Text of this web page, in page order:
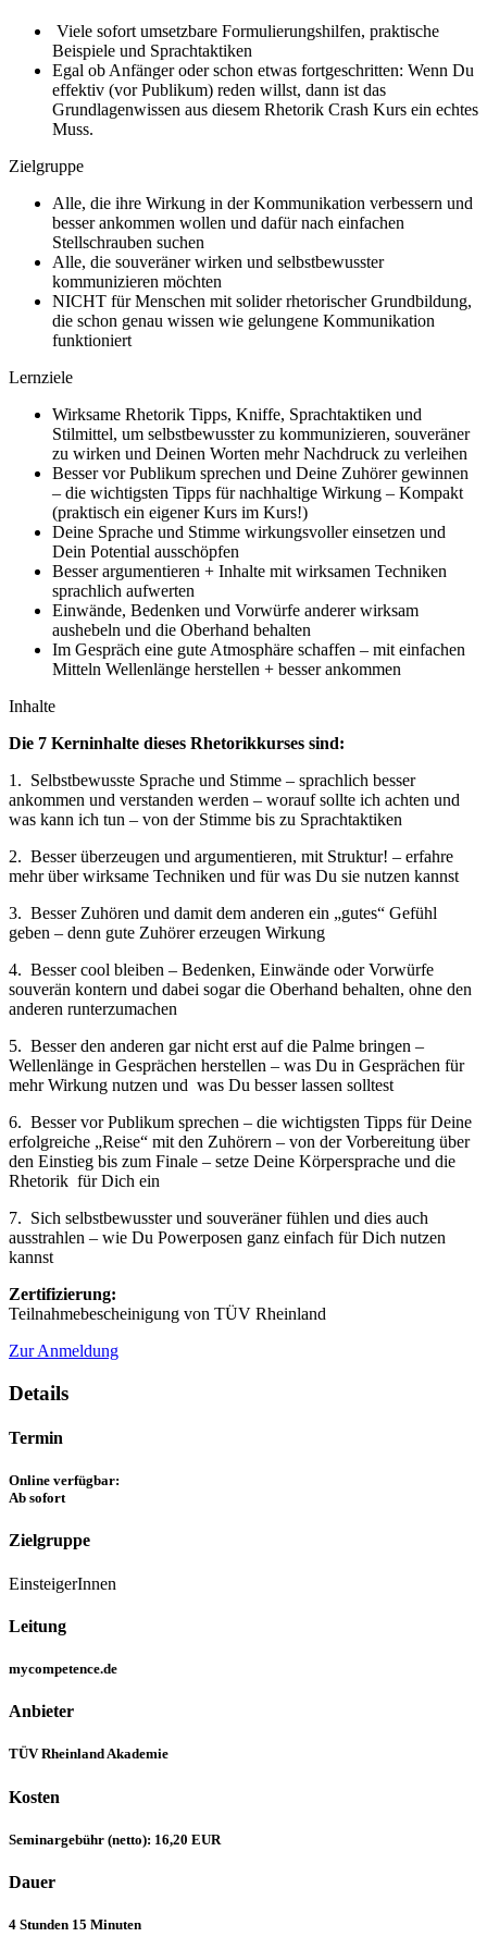
Viele sofort umsetzbare Formulierungshilfen, praktische
Beispiele und Sprachtaktiken
Egal ob Anfänger oder schon etwas fortgeschritten: Wenn Du
effektiv (vor Publikum) reden willst, dann ist das
Grundlagenwissen aus diesem Rhetorik Crash Kurs ein echtes
Muss.
Zielgruppe
Alle, die ihre Wirkung in der Kommunikation verbessern und
besser ankommen wollen und dafür nach einfachen
Stellschrauben suchen
Alle, die souveräner wirken und selbstbewusster
kommunizieren möchten
NICHT für Menschen mit solider rhetorischer Grundbildung,
die schon genau wissen wie gelungene Kommunikation
funktioniert
Lernziele
Wirksame Rhetorik Tipps, Kniffe, Sprachtaktiken und
Stilmittel, um selbstbewusster zu kommunizieren, souveräner
zu wirken und Deinen Worten mehr Nachdruck zu verleihen
Besser vor Publikum sprechen und Deine Zuhörer gewinnen
– die wichtigsten Tipps für nachhaltige Wirkung – Kompakt
(praktisch ein eigener Kurs im Kurs!)
Deine Sprache und Stimme wirkungsvoller einsetzen und
Dein Potential ausschöpfen
Besser argumentieren + Inhalte mit wirksamen Techniken
sprachlich aufwerten
Einwände, Bedenken und Vorwürfe anderer wirksam
aushebeln und die Oberhand behalten
Im Gespräch eine gute Atmosphäre schaffen – mit einfachen
Mitteln Wellenlänge herstellen + besser ankommen
Inhalte
Die 7 Kerninhalte dieses Rhetorikkurses sind:
1. Selbstbewusste Sprache und Stimme – sprachlich besser
ankommen und verstanden werden – worauf sollte ich achten und
was kann ich tun – von der Stimme bis zu Sprachtaktiken
2. Besser überzeugen und argumentieren, mit Struktur! – erfahre
mehr über wirksame Techniken und für was Du sie nutzen kannst
3. Besser Zuhören und damit dem anderen ein „gutes“ Gefühl
geben – denn gute Zuhörer erzeugen Wirkung
4. Besser cool bleiben – Bedenken, Einwände oder Vorwürfe
souverän kontern und dabei sogar die Oberhand behalten, ohne den
anderen runterzumachen
5. Besser den anderen gar nicht erst auf die Palme bringen –
Wellenlänge in Gesprächen herstellen – was Du in Gesprächen für
mehr Wirkung nutzen und was Du besser lassen solltest
6. Besser vor Publikum sprechen – die wichtigsten Tipps für Deine
erfolgreiche „Reise“ mit den Zuhörern – von der Vorbereitung über
den Einstieg bis zum Finale – setze Deine Körpersprache und die
Rhetorik für Dich ein
7. Sich selbstbewusster und souveräner fühlen und dies auch
ausstrahlen – wie Du Powerposen ganz einfach für Dich nutzen
kannst
Zertifizierung:
Teilnahmebescheinigung von TÜV Rheinland
Zur Anmeldung
Details
Termin
Online verfügbar:
Ab sofort
Zielgruppe
EinsteigerInnen
Leitung
mycompetence.de
Anbieter
TÜV Rheinland Akademie
Kosten
Seminargebühr (netto): 16,20 EUR
Dauer
4 Stunden 15 Minuten